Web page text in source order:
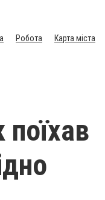
Робота
Карта міста
поїхав